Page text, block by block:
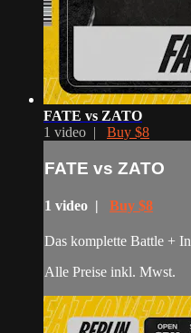
FATE vs ZATO
1 video | Buy $8
FATE vs ZATO
1 video | Buy $8
Das komplette Battle +
Alle Preise inkl. Mwst.